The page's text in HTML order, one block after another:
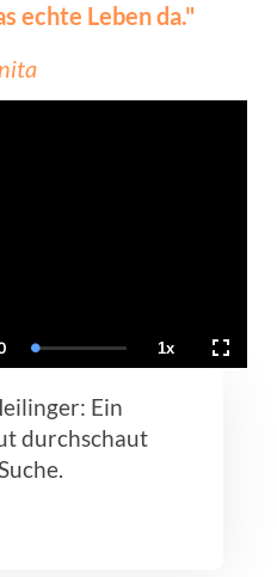
echte Leben da."
Loaded:
0.00%
1xPlayback
Rate
Ein
durchschaut
Suche.